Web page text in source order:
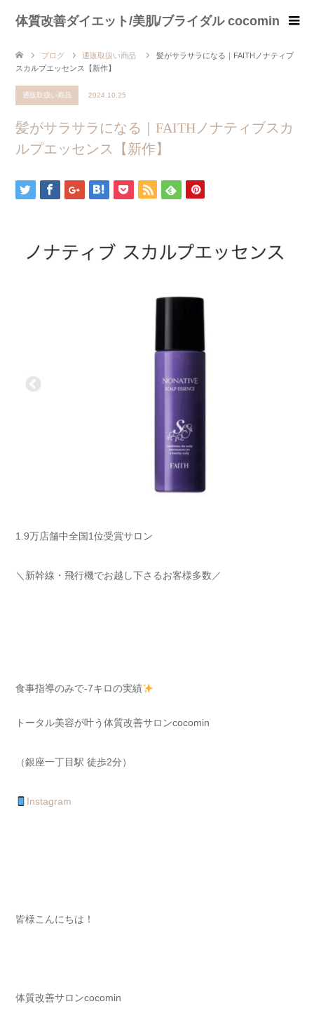
体質改善ダイエット/美肌/ブライダル cocomin
ブログ 通販取扱い商品
髪がサラサラになる｜FAITHノナティブ
スカルプエッセンス【新作】
通販取扱い商品 2024.10.25
髪がサラサラになる｜FAITHノナティブスカ
ルプエッセンス【新作】
1.9万店舗中全国1位受賞サロン
＼新幹線・飛行機でお越し下さるお客様多数／
食事指導のみで-7キロの実績
トータル美容が叶う体質改善サロンcocomin
（銀座一丁目駅 徒歩2分）
Instagram
皆様こんにちは！
体質改善サロンcocomin